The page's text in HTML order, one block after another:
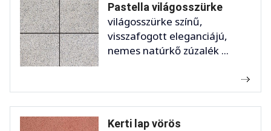
Pastella világosszürke
világosszürke színű,
visszafogott eleganciájú,
nemes natúrkő zúzalék ...
Kerti lap vörös